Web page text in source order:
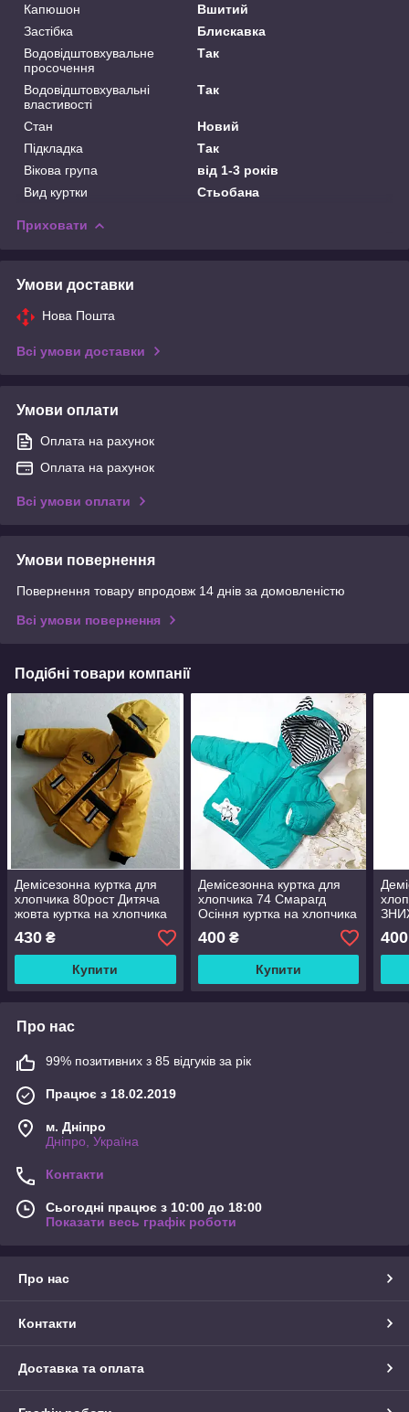
Капюшон
Вшитий
Застібка
Блискавка
Водовідштовхувальне
просочення
Так
Водовідштовхувальні
властивості
Так
Стан
Новий
Підкладка
Так
Вікова група
від 1-3 років
Вид куртки
Стьобана
Приховати
Умови доставки
Нова Пошта
Всі умови доставки
Умови оплати
Оплата на рахунок
Оплата на рахунок
Всі умови оплати
Умови повернення
Повернення товару впродовж 14 днів за домовленістю
Всі умови повернення
Подібні товари компанії
Демісезонна куртка для
хлопчика 80рост Дитяча
жовта куртка на хлопчика
Мій герой
430 ₴
Купити
Демісезонна куртка для
хлопчика 74 Смарагд
Осіння куртка на хлопчика
1 рік
400₴
Купити
400
Про нас
99% позитивних з 85 відгуків за рік
Працює з 18.02.2019
м. Дніпро
Дніпро, Україна
Контакти
Сьогодні працює з 10:00 до 18:00
Показати весь графік роботи
Про нас
Контакти
Доставка та оплата